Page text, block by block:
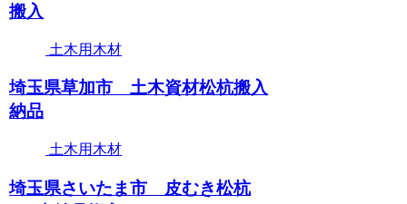
搬入
土木用木材
埼玉県草加市 土木資材松杭搬入
納品
土木用木材
埼玉県さいたま市 皮むき松杭